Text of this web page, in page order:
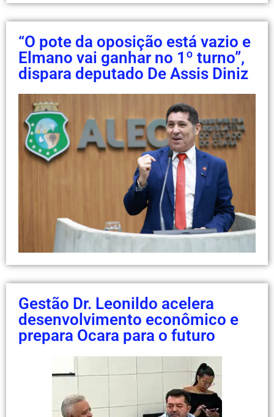
“O pote da oposição está vazio e
Elmano vai ganhar no 1º turno”,
dispara deputado De Assis Diniz
Gestão Dr. Leonildo acelera
desenvolvimento econômico e
prepara Ocara para o futuro